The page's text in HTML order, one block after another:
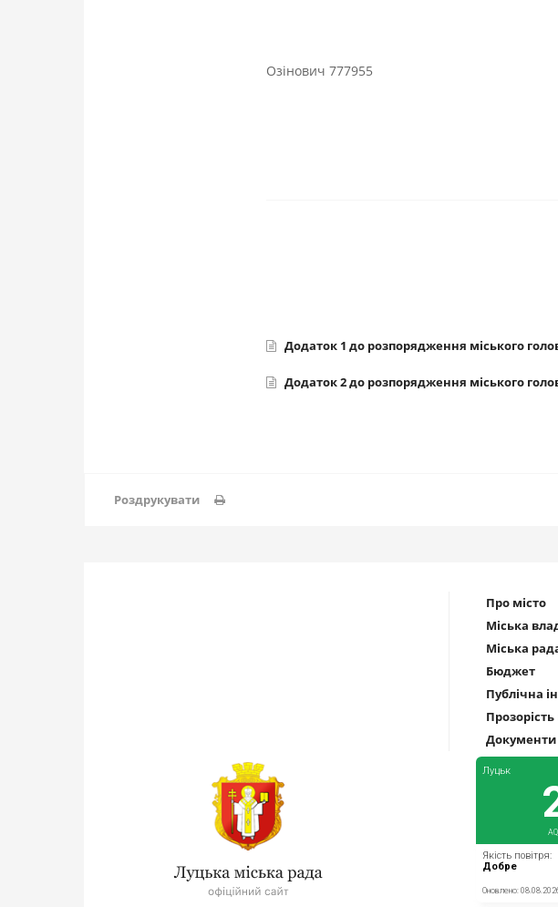
Озінович 777955
Додаток 1 до розпорядження міського
Додаток 2 до розпорядження міського
Роздрукувати
Про місто
Міська
Міська
Бюджет
Публічна
Документи